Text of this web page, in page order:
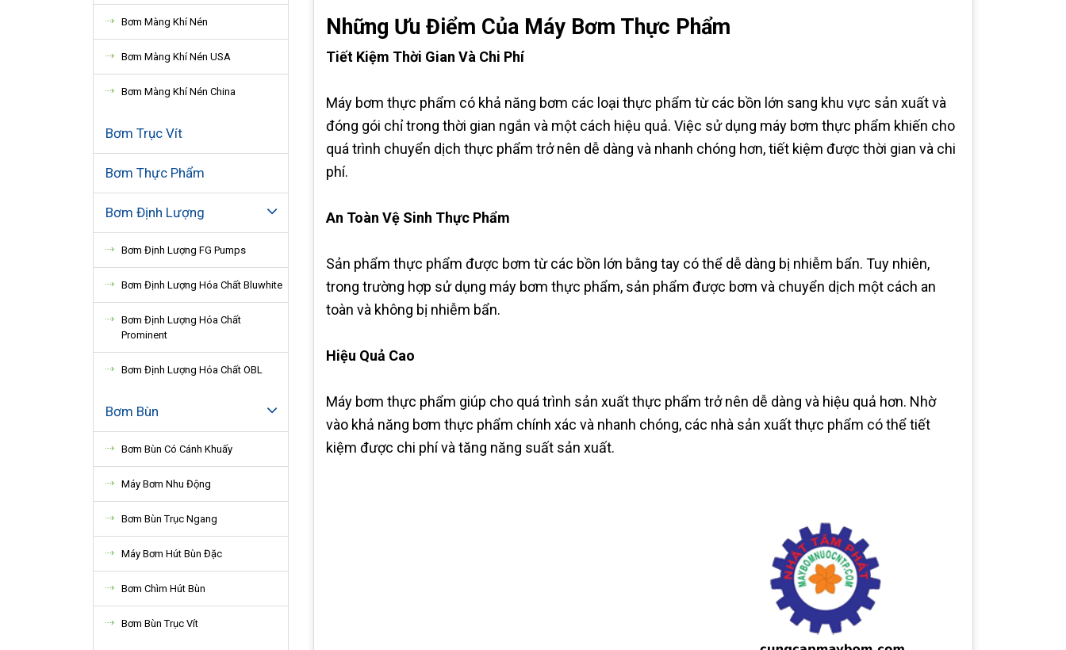
Bơm Màng Khí Nén
Bơm Màng Khí Nén USA
Bơm Màng Khí Nén China
Bơm Trục Vít
Bơm Thực Phẩm
Bơm Định Lượng
Bơm Định Lượng FG Pumps
Bơm Định Lượng Hóa Chất Bluwhite
Bơm Định Lượng Hóa Chất
Prominent
Bơm Định Lượng Hóa Chất OBL
Bơm Bùn
Bơm Bùn Có Cánh Khuấy
Máy Bơm Nhu Động
Bơm Bùn Trục Ngang
Máy Bơm Hút Bùn Đặc
Bơm Chìm Hút Bùn
Bơm Bùn Trục Vít
Những Ưu Điểm Của Máy Bơm Thực Phẩm
Tiết Kiệm Thời Gian Và Chi Phí
Máy bơm thực phẩm có khả năng bơm các loại thực phẩm từ các bồn lớn sang khu vực sản xuất và
đóng gói chỉ trong thời gian ngắn và một cách hiệu quả. Việc sử dụng máy bơm thực phẩm khiến cho
quá trình chuyển dịch thực phẩm trở nên dễ dàng và nhanh chóng hơn, tiết kiệm được thời gian và chi
phí.
An Toàn Vệ Sinh Thực Phẩm
Sản phẩm thực phẩm được bơm từ các bồn lớn bằng tay có thể dễ dàng bị nhiễm bẩn. Tuy nhiên,
trong trường hợp sử dụng máy bơm thực phẩm, sản phẩm được bơm và chuyển dịch một cách an
toàn và không bị nhiễm bẩn.
Hiệu Quả Cao
Máy bơm thực phẩm giúp cho quá trình sản xuất thực phẩm trở nên dễ dàng và hiệu quả hơn. Nhờ
vào khả năng bơm thực phẩm chính xác và nhanh chóng, các nhà sản xuất thực phẩm có thể tiết
kiệm được chi phí và tăng năng suất sản xuất.